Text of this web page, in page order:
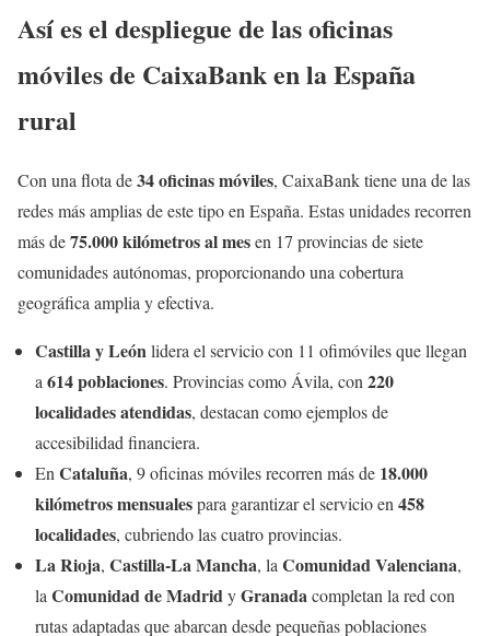
Así es el despliegue de las oficinas
móviles de CaixaBank en la España
rural
Con una flota de34 oficinas móviles, CaixaBank tiene una de las
redes más amplias de este tipo en España. Estas unidades recorren
más de75.000 kilómetros al mesen 17 provincias de siete
comunidades autónomas, proporcionando una cobertura
geográfica amplia y efectiva.
Castilla y Leónlidera el servicio con 11 ofimóviles que llegan
a 614 poblaciones. Provincias como Ávila, con 220
localidades atendidas, destacan como ejemplos de
accesibilidad financiera.
En Cataluña, 9 oficinas móviles recorren más de 18.000
kilómetros mensualespara garantizar el servicio en 458
localidades, cubriendo las cuatro provincias.
La Rioja, Castilla-La Mancha, la Comunidad Valenciana,
la Comunidad de MadridyGranadacompletan la red con
rutas adaptadas que abarcan desde pequeñas poblaciones